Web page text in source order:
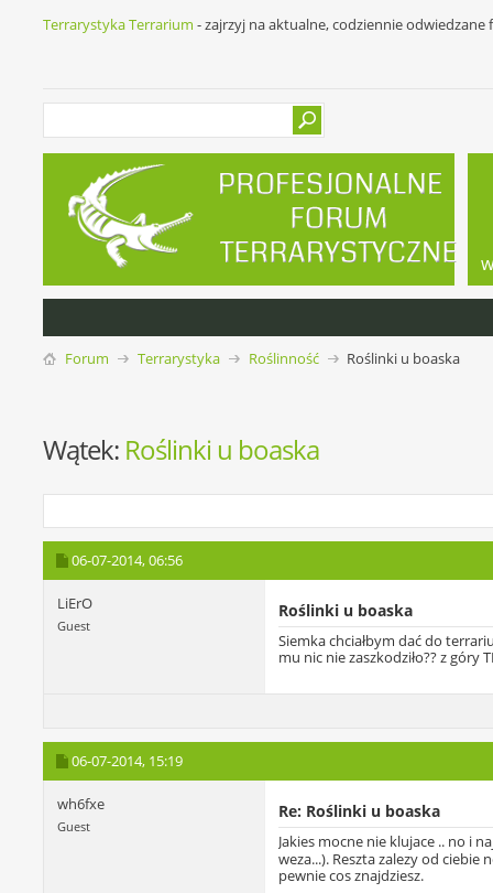
Terrarystyka Terrarium - zajrzyj na aktualne, codziennie
Forum Terrarystyka Roślinność Roślinki u boaska
Wątek: Roślinki u boaska
06-07-2014,06:56
LiErO
Guest
Roślinki u boaska
Siemka chciałbym dać do
mu nic nie zaszkodziło?? z góry
06-07-2014, 15:19
wh6fxe
Guest
Re: Roślinki u boaska
Jakies mocne nie klujace .. no i
weza...). Reszta zalezy od
pewnie cos znajdziesz.